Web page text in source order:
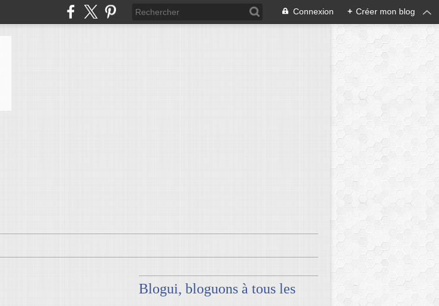
Connexion + Créer mon blog
Blogui, bloguons à tous les